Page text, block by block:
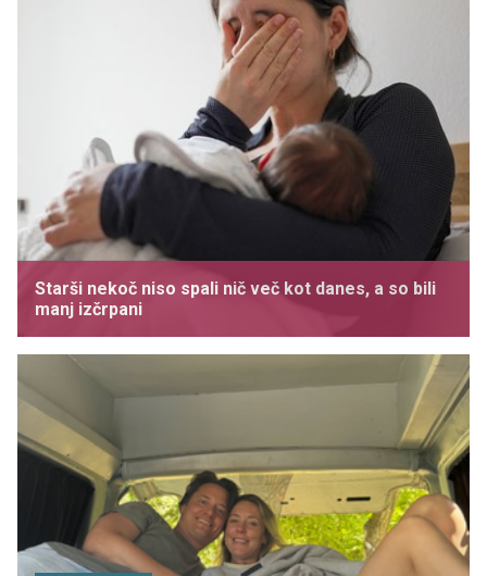
Starši nekoč niso spali nič več kot danes, a so bili
manj izčrpani